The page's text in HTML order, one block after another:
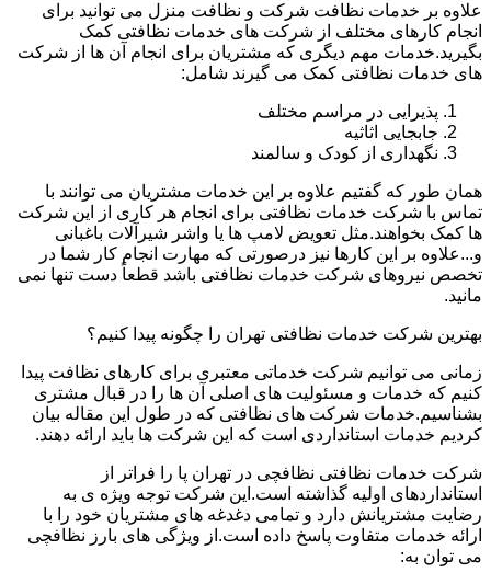
علاوه بر خدمات نظافت شرکت و نظافت منزل می توانید برای
انجام کارهای مختلف از شرکت های خدمات نظافتی کمک
بگیرید.خدمات مهم دیگری که مشتریان برای انجام آن ها از شرکت
های خدمات نظافتی کمک می گیرند شامل:
پذیرایی در مراسم مختلف
جابجایی اثاثیه
نگهداری از کودک و سالمند
همان طور که گفتیم علاوه بر این خدمات مشتریان می توانند با
تماس با شرکت خدمات نظافتی برای انجام هر کاری از این شرکت
ها کمک بخواهند.مثل تعویض لامپ ها یا واشر شیرآلات باغبانی
و...علاوه بر این کارها نیز درصورتی که مهارت انجام کار شما در
تخصص نیروهای شرکت خدمات نظافتی باشد قطعاً دست تنها نمی
مانید.
بهترین شرکت خدمات نظافتی تهران را چگونه پیدا کنیم؟
زمانی می توانیم شرکت خدماتی معتبری برای کارهای نظافت پیدا
کنیم که خدمات و مسئولیت های اصلی آن ها را در قبال مشتری
بشناسیم.خدمات شرکت های نظافتی که در طول این مقاله بیان
کردیم خدمات استانداردی است که این شرکت ها باید ارائه دهند.
شرکت خدمات نظافتی نظافچی در تهران پا را فراتر از
استانداردهای اولیه گذاشته است.این شرکت توجه ویژه ی به
رضایت مشتریانش دارد و تمامی دغدغه های مشتریان خود را با
ارائه خدمات متفاوت پاسخ داده است.از ویژگی های بارز نظافچی
می توان به: